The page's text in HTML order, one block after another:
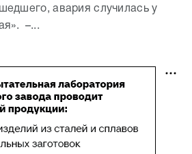
авария случилась у
–...